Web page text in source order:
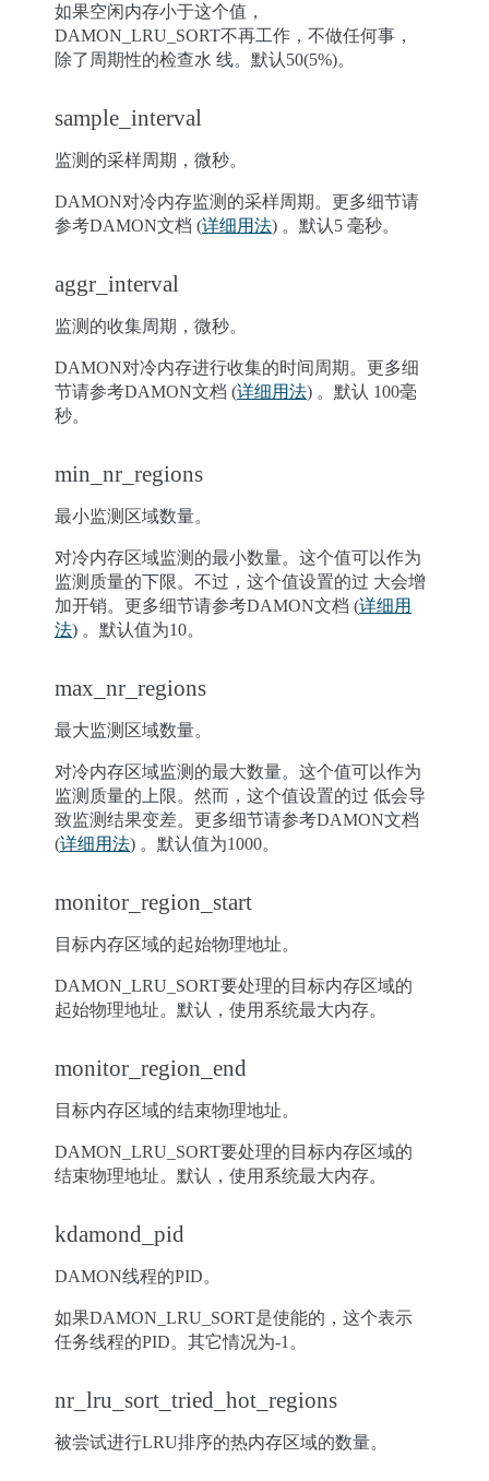
如果空闲内存小于这个值，
DAMON_LRU_SORT不再工作，不做任何事，
除了周期性的检查水 线。默认50(5%)。
sample_interval
监测的采样周期，微秒。
DAMON对冷内存监测的采样周期。更多细节请
参考DAMON文档 (详细用法) 。默认5 毫秒。
aggr_interval
监测的收集周期，微秒。
DAMON对冷内存进行收集的时间周期。更多细
节请参考DAMON文档 (详细用法) 。默认 100毫
秒。
min_nr_regions
最小监测区域数量。
对冷内存区域监测的最小数量。这个值可以作为
监测质量的下限。不过，这个值设置的过 大会增
加开销。更多细节请参考DAMON文档 (详细用
法) 。默认值为10。
max_nr_regions
最大监测区域数量。
对冷内存区域监测的最大数量。这个值可以作为
监测质量的上限。然而，这个值设置的过 低会导
致监测结果变差。更多细节请参考DAMON文档
(详细用法) 。默认值为1000。
monitor_region_start
目标内存区域的起始物理地址。
DAMON_LRU_SORT要处理的目标内存区域的
起始物理地址。默认，使用系统最大内存。
monitor_region_end
目标内存区域的结束物理地址。
DAMON_LRU_SORT要处理的目标内存区域的
结束物理地址。默认，使用系统最大内存。
kdamond_pid
DAMON线程的PID。
如果DAMON_LRU_SORT是使能的，这个表示
任务线程的PID。其它情况为-1。
nr_lru_sort_tried_hot_regions
被尝试进行LRU排序的热内存区域的数量。